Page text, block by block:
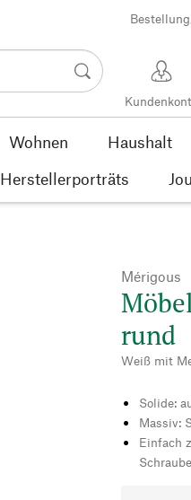
Wohnen Haushalt
Herstellerporträts
Mérigous
rund
Weiß mit
Solide:
Massiv:
Einfach
Schraube